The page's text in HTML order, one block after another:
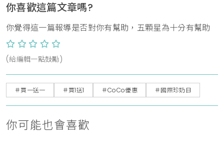
你喜歡這篇文章嗎?
你覺得這一篇報導是否對你有幫助，五顆星為十分有幫助
(給編輯一點鼓勵)
＃買一送一 ＃買1送1 ＃CoCo優惠 ＃國際珍奶日
你可能也會喜歡